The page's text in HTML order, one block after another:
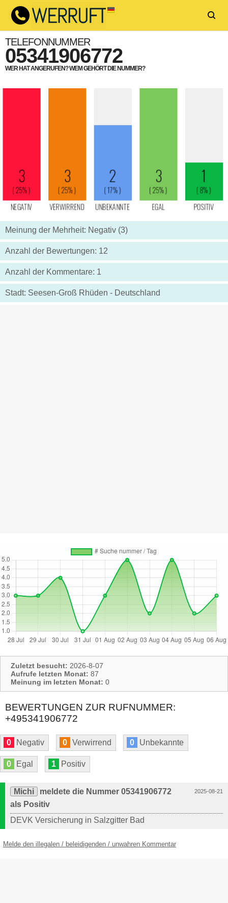
TELEFONNUMMER
05341906772
WER HAT ANGERUFEN? WEM GEHÖRT DIE NUMMER?
Meinung der Mehrheit: Negativ (3)
Anzahl der Bewertungen: 12
Anzahl der Kommentare: 1
Stadt: Seesen-Groß Rhüden - Deutschland
Zuletzt besucht: 2026-8-07
Aufrufe letzten Monat: 87
Meinung im letzten Monat: 0
BEWERTUNGEN ZUR RUFNUMMER:
+495341906772
0 Negativ 0 Verwirrend 0 Unbekannte
0 Egal 1 Positiv
2025-08-21
Michi
meldete die Nummer 05341906772
als Positiv
DEVK Versicherung in Salzgitter Bad
Melde den illegalen / beleidigenden / unwahren Kommentar